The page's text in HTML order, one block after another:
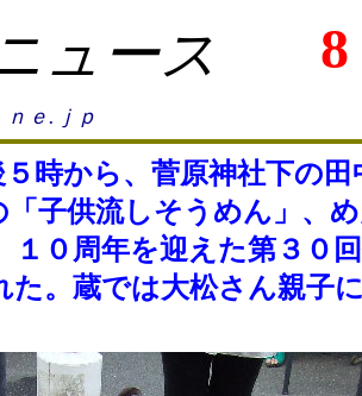
8
ュース
ｅ.ｊｐ
時から、菅原神社下の田
子供流しそうめん」、
０周年を迎えた第３０
。蔵では大松さん親子